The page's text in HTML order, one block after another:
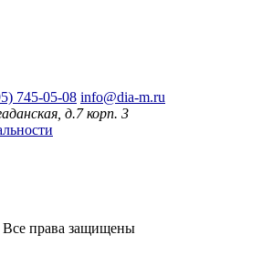
745-05-08 info@dia-m.ru
д.7 корп. 3
права защищены